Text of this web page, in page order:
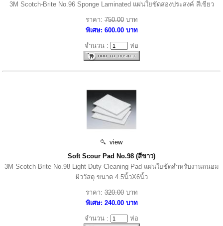
3M Scotch-Brite No.96 Sponge Laminated แผ่นใยขัดสองประสงค์ สีเขียว
ราคา:750.00บาท
พิเศษ: 600.00 บาท
จำนวน : ห่อ
view
Soft Scour Pad No.98 (สีขาว)
3M Scotch-Brite No.98 Light Duty Cleaning Pad แผ่นใยขัดสำหรับงานถนอม
ผิววัสดุ ขนาด 4.5นิ้วX6นิ้ว
ราคา:320.00บาท
พิเศษ: 240.00 บาท
จำนวน : ห่อ